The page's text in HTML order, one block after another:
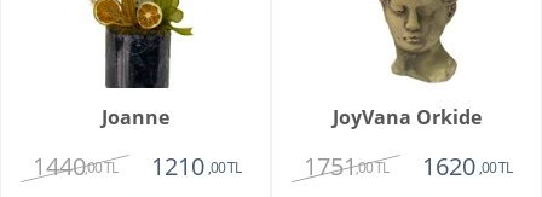
Joanne
1440,00 TL 1210 ,00 TL
JoyVana Orkide
1751,00 TL 1620 ,00 TL